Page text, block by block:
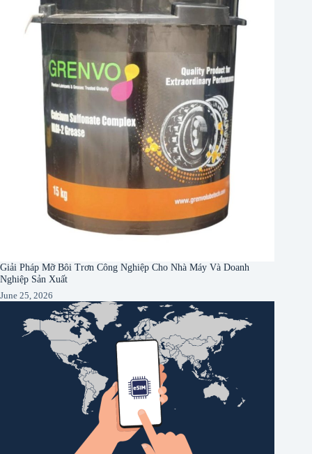
Giải Pháp Mỡ Bôi Trơn Công Nghiệp Cho Nhà Máy Và Doanh
Nghiệp Sản Xuất
June 25, 2026